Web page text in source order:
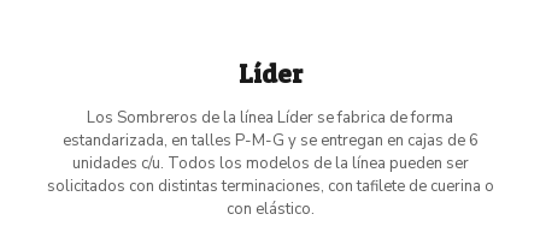
Líder
Los Sombreros de la línea Líder se fabrica de forma
estandarizada, en talles P-M-G y se entregan en cajas de 6
unidades c/u. Todos los modelos de la línea pueden ser
solicitados con distintas terminaciones, con tafilete de cuerina o
con elástico.